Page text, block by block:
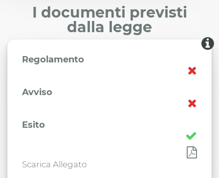
I documenti previsti
dalla legge
Regolamento
Avviso
Esito
Scarica Allegato